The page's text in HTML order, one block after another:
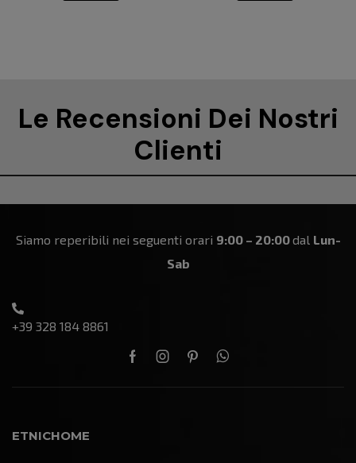
Le Recensioni Dei Nostri
Clienti
Siamo reperibili nei seguenti orari 9:00 – 20:00dal Lun-
Sab
+39 328 184 8861
ETNICHOME